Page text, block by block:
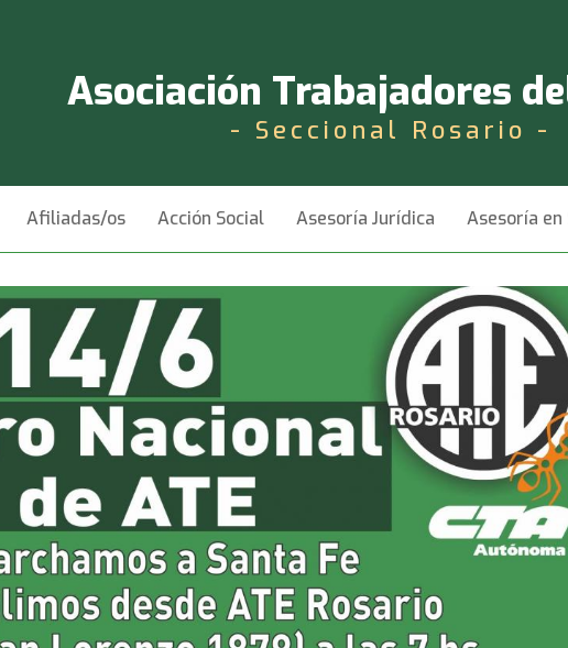
Asociación Trabajadores
- Seccional Rosario -
Afiliadas/os Acción Social Asesoría Jurídica Asesoría